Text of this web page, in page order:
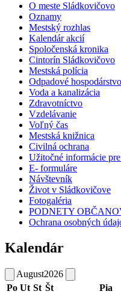
O meste Sládkovičovo
Oznamy
Mestský rozhlas
Kalendár akcií
Spoločenská kronika
Cintorín Sládkovičovo
Mestská polícia
Odpadové hospodárstvo
Voda a kanalizácia
Zdravotníctvo
Vzdelávanie
Voľný čas
Mestská knižnica
Civilná ochrana
Užitočné informácie
E- formuláre
Návštevník
Život v Sládkovičove
Fotogaléria
PODNETY
Ochrana osobných
Kalendár
August2026
Po Ut St Št Pia